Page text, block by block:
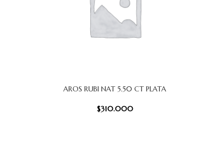
AÑADIR AL CARRITO
AROS RUBI NAT 5.50 CT PLATA
$310.000